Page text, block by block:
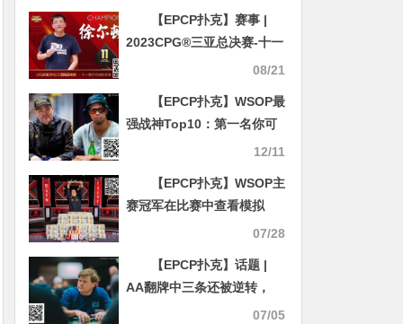
【EPCP扑克】赛事 |
2023CPG®三亚总决赛-十一
08/21
【EPCP扑克】WSOP最
强战神Top10：第一名你可
12/11
【EPCP扑克】WSOP主
赛冠军在比赛中查看模拟
07/28
【EPCP扑克】话题 |
AA翻牌中三条还被逆转，
WSOP上极其糟糕的冤家牌
07/05